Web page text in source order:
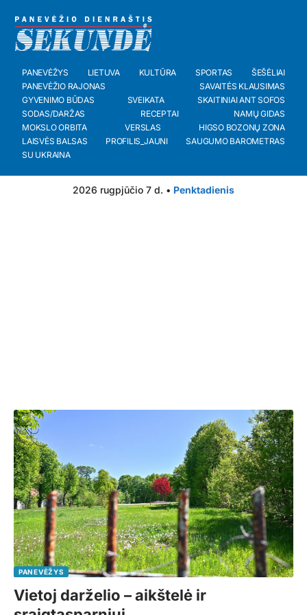
PANEVĖŽYS LIETUVA KULTŪRA SPORTAS
ŠEŠĖLIAI
PANEVĖŽIO RAJONAS
SAVAITĖS KLAUSIMAS
GYVENIMO BŪDAS
SVEIKATA
SKAITINIAI ANT SOFOS
SODAS/DARŽAS
RECEPTAI
NAMŲ GIDAS
MOKSLO ORBITA
VERSLAS
HIGSO BOZONŲ ZONA
LAISVĖS BALSAS
PROFILIS_JAUNI
SAUGUMO BAROMETRAS
SU UKRAINA
2026 rugpjūčio 7 d. • Penktadienis
PANEVĖŽYS
Vietoj darželio – aikštelė ir